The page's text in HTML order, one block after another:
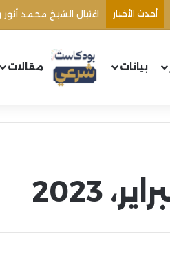
أحدث الأخبار اغتيال الشيخ محمد
بيانات مقالات